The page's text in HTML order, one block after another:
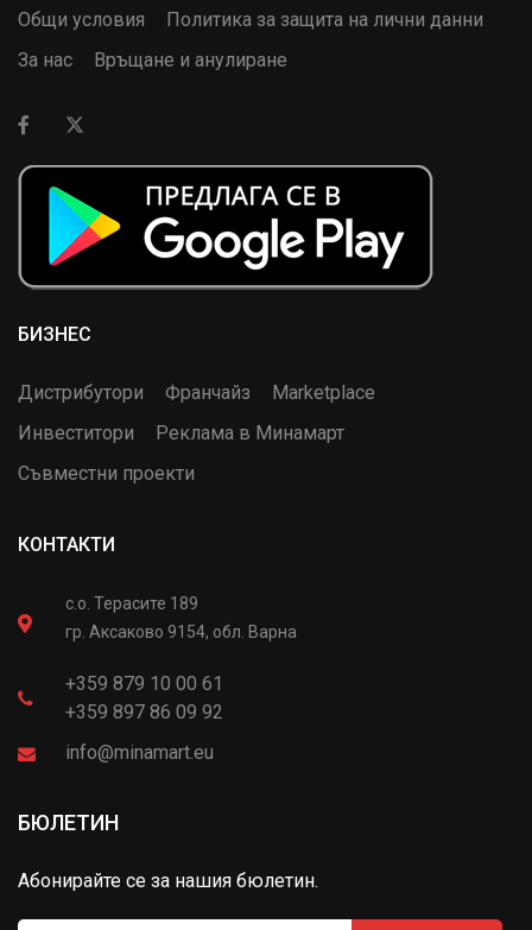
Общи условия
Политика за защита на лични данни
За нас
Връщане и анулиране
БИЗНЕС
Дистрибутори Франчайз
Marketplace
Инвеститори
Реклама в Минамарт
Съвместни проекти
КОНТАКТИ
с.о. Терасите 189
гр. Аксаково 9154, обл. Варна
+359 879 10 00 61
+359 897 86 09 92
info@minamart.eu
БЮЛЕТИН
Абонирайте се за нашия бюлетин.